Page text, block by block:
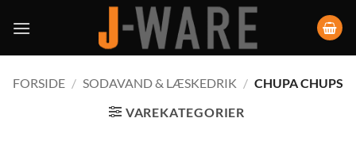
FORSIDE / SODAVAND & LÆSKEDRIK / CHUPA CHUPS
VAREKATEGORIER